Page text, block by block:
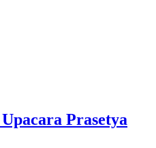
Prasetya